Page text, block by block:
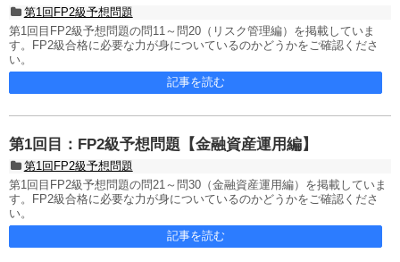
第1回FP2級予想問題
第1回目FP2級予想問題の問11～問20（リスク管理編）を掲載していま
す。FP2級合格に必要な力が身についているのかどうかをご確認くださ
い。
記事を読む
第1回目：FP2級予想問題【金融資産運用編】
第1回FP2級予想問題
第1回目FP2級予想問題の問21～問30（金融資産運用編）を掲載していま
す。FP2級合格に必要な力が身についているのかどうかをご確認くださ
い。
記事を読む